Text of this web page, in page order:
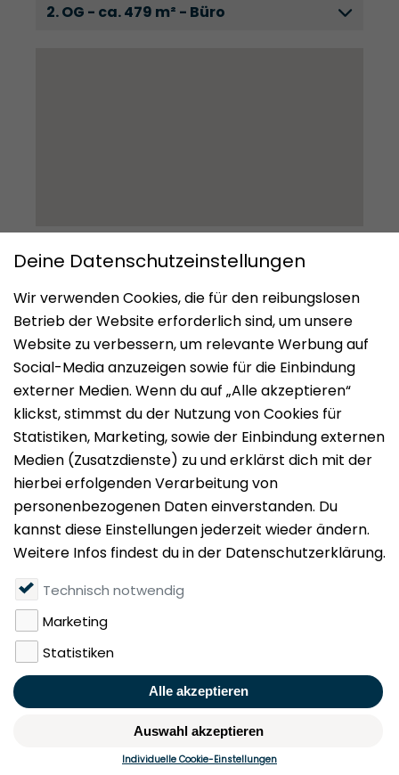
2. OG - ca. 479 m² - Büro
Impressum
Datenschutz
Nutzungsbedingungen
Mieten
Vermieten
Über uns
Presse
Geldwäschegesetz
Rufen Sie uns gerne an:
+49 (0)40 349 14 194